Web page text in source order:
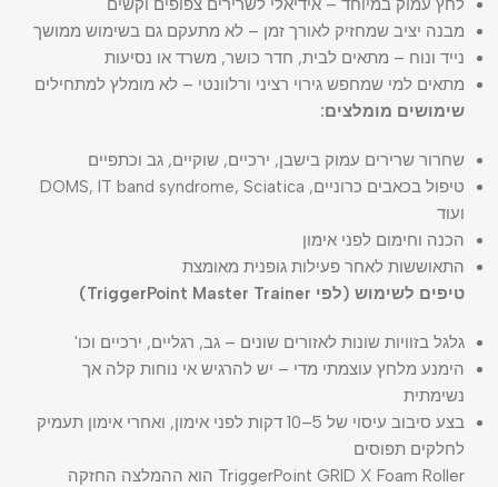
לחץ עמוק במיוחד – אידיאלי לשרירים צפופים וקשים
מבנה יציב שמחזיק לאורך זמן – לא מתעקם גם בשימוש ממושך
נייד ונוח – מתאים לבית, חדר כושר, משרד או נסיעות
מתאים למי שמחפש גירוי רציני ורלוונטי – לא מומלץ למתחילים
שימושים מומלצים:
שחרור שרירים עמוק בישבן, ירכיים, שוקיים, גב וכתפיים
טיפול בכאבים כרוניים, DOMS, IT band syndrome, Sciatica
ועוד
הכנה וחימום לפני אימון
התאוששות לאחר פעילות גופנית מאומצת
טיפים לשימוש (לפי TriggerPoint Master Trainer)
גלגל בזוויות שונות לאזורים שונים – גב, רגליים, ירכיים וכו'
הימנע מלחץ עוצמתי מדי – יש להרגיש אי נוחות קלה אך
נשימתית
בצע סיבוב עיסוי של 5–10 דקות לפני אימון, ואחרי אימון תעמיק
לחלקים תפוסים
TriggerPoint GRID X Foam Roller הוא ההמלצה החזקה